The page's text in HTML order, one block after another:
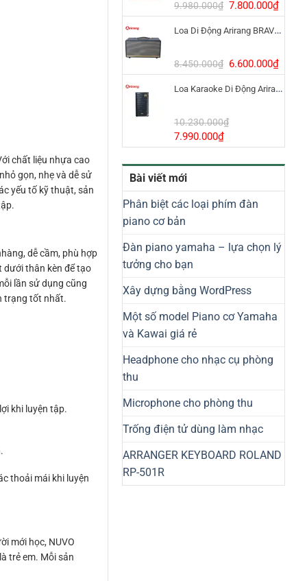
8.800.000₫.
9.980.000₫ Giá
gốc
là:
7.800.000₫Giá
hiện
tại
Loa Di Động Arirang BRAVO 8 800W Có Micro
8.450.000₫ Giá
gốc
là:
6.600.000₫Giá
hiện
tại
Loa Karaoke Di Động Arirang EDGE-X Model I
10.230.000₫
Giá
gốc
là:
10.230.000₫.
7.990.000₫Giá
hiện
tại
7.990.000₫.
Bài viết mới
Phân biệt các loại phím đàn
piano cơ bản
Đàn piano yamaha – lựa chọn lý
tưởng cho bạn
Xây dựng bằng WordPress
Một số model Piano cơ Yamaha
và Kawai giá rẻ
Headphone cho nhạc cụ phòng
thu
Microphone cho phòng thu
Trống điện tử dùng làm nhạc
ARRANGER KEYBOARD ROLAND
RP-501R
chất liệu nhựa cao
gọn, nhẹ và dễ sử
yếu tố kỹ thuật, sản
dễ cầm, phù hợp
dưới thân kèn để tạo
lần sử dụng cũng
trạng tốt nhất.
khi luyện tập.
thoải mái khi luyện
mới học, NUVO
trẻ em. Mỗi sản